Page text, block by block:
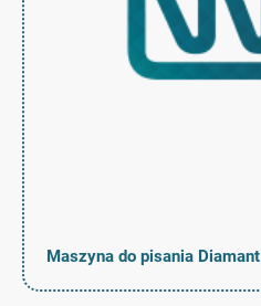
Maszyna do pisania Diamant